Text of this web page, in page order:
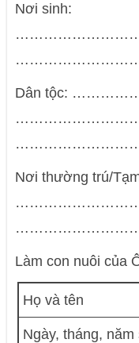
Nơi sinh:
Dân tộc:
………………………….
Nơi thường trú/
Làm con nuôi của
Họ và tên
Ngày, tháng, năm